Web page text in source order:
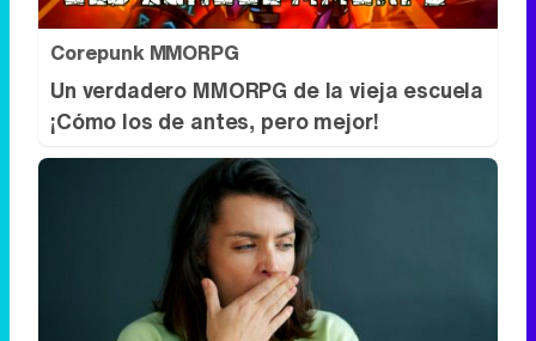
Corepunk MMORPG
Un verdadero MMORPG de la vieja escuela
¡Cómo los de antes, pero mejor!